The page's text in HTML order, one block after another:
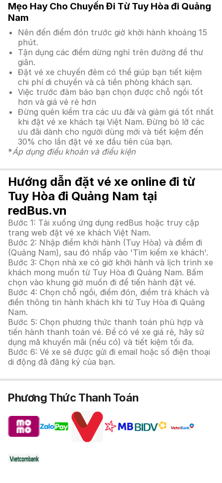
Mẹo Hay Cho Chuyến Đi Từ Tuy Hòa đi Quảng
Nam
Nên đến điểm đón trước giờ khởi hành khoảng 15
phút.
Tận dụng các điểm dừng nghỉ trên đường để thư
giãn.
Đặt vé xe chuyến đêm có thể giúp bạn tiết kiệm
chi phí di chuyển và cả tiền phòng khách sạn.
Việc trước đảm bảo bạn chọn được chỗ ngồi tốt
hơn và giá vé rẻ hơn
Đừng quên kiểm tra các ưu đãi và giảm giá tốt nhất
khi đặt vé xe khách tại Việt Nam. Đừng bỏ lỡ các
ưu đãi dành cho người dùng mới và tiết kiệm đến
30% cho lần đặt vé xe đầu tiên của bạn.
*Áp dụng điều khoản và điều kiện
Hướng dẫn đặt vé xe online đi từ
Tuy Hòa đi Quảng Nam tại
redBus.vn
Bước 1: Tải xuống ứng dụng redBus hoặc truy cập
trang web đặt vé xe khách Việt Nam.
Bước 2: Nhập điểm khởi hành (Tuy Hòa) và điểm đi
(Quảng Nam), sau đó nhấp vào 'Tìm kiếm xe khách'.
Bước 3: Chọn nhà xe có giờ khởi hành và lịch trình xe
khách mong muốn từ Tuy Hòa đi Quảng Nam. Bấm
chọn vào khung giờ muốn đi để tiến hành đặt vé.
Bước 4: Chọn chỗ ngồi, điểm đón, điểm trả khách và
điền thông tin hành khách khi từ Tuy Hòa đi Quảng
Nam.
Bước 5: Chọn phương thức thanh toán phù hợp và
tiến hành thanh toán vé. Để có vé xe giá rẻ, hãy sử
dụng mã khuyến mãi (nếu có) và tiết kiệm tối đa.
Bước 6: Vé xe sẽ được gửi đi email hoặc số điện thoại
di động đã đăng ký của bạn.
Phương Thức Thanh Toán